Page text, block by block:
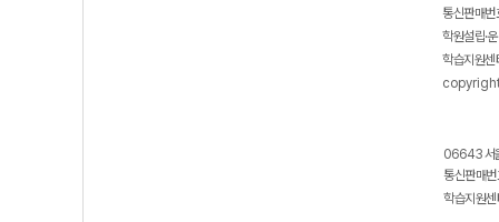
통신판매
학원설립·
학습지원
06643 서
통신판매
학습지원